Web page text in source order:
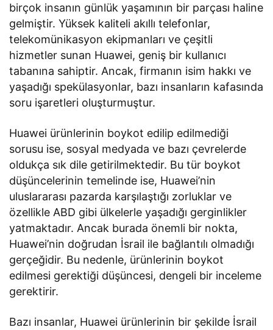
birçok insanın günlük yaşamının bir parçası haline
gelmiştir. Yüksek kaliteli akıllı telefonlar,
telekomünikasyon ekipmanları ve çeşitli
hizmetler sunan Huawei, geniş bir kullanıcı
tabanına sahiptir. Ancak, firmanın isim hakkı ve
yaşadığı spekülasyonlar, bazı insanların kafasında
soru işaretleri oluşturmuştur.
Huawei ürünlerinin boykot edilip edilmediği
sorusu ise, sosyal medyada ve bazı çevrelerde
oldukça sık dile getirilmektedir. Bu tür boykot
düşüncelerinin temelinde ise, Huawei’nin
uluslararası pazarda karşılaştığı zorluklar ve
özellikle ABD gibi ülkelerle yaşadığı gerginlikler
yatmaktadır. Ancak burada önemli bir nokta,
Huawei’nin doğrudan İsrail ile bağlantılı olmadığı
gerçeğidir. Bu nedenle, ürünlerinin boykot
edilmesi gerektiği düşüncesi, dengeli bir inceleme
gerektirir.
Bazı insanlar, Huawei ürünlerinin bir şekilde İsrail